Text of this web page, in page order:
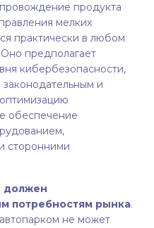
продукта
мелких
практически в любом
предполагает
кибербезопасности,
и
обеспечение
сторонними
должен
потребностям рынка.
не может